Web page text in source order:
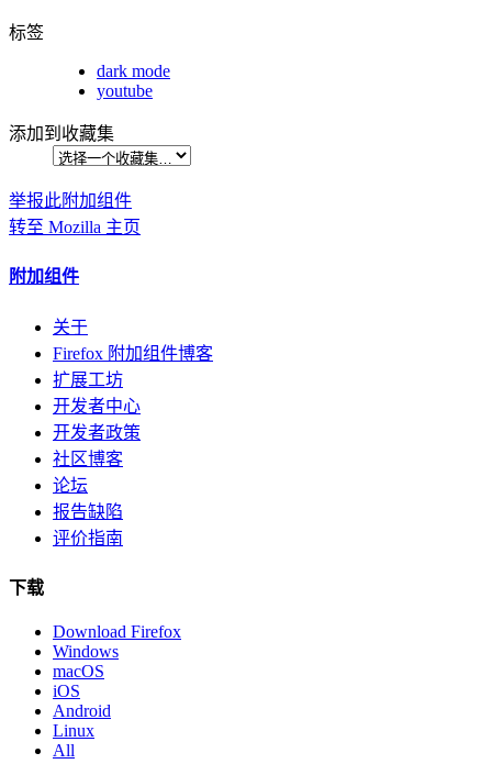
标签
dark mode
youtube
添加到收藏集
举报此附加组件
转至 Mozilla 主页
附加组件
关于
Firefox 附加组件博客
扩展工坊
开发者中心
开发者政策
社区博客
论坛
报告缺陷
评价指南
下载
Download Firefox
Windows
macOS
iOS
Android
Linux
All